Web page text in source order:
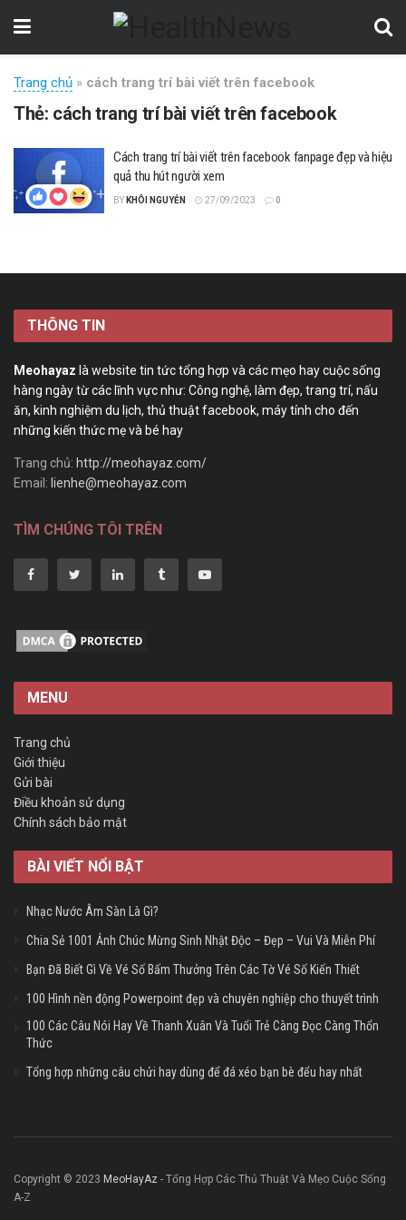
Trang chủ » cách trang trí bài viết trên facebook
Thẻ: cách trang trí bài viết trên facebook
Cách trang trí bài viết trên facebook fanpage đẹp và hiệu
quả thu hút người xem
BY KHÔI NGUYỄN 27/09/2023 0
THÔNG TIN
Meohayaz là website tin tức tổng hợp và các mẹo hay cuộc sống
hàng ngày từ các lĩnh vực như: Công nghệ, làm đẹp, trang trí, nấu
ăn, kinh nghiệm du lịch, thủ thuật facebook, máy tính cho đến
những kiến thức mẹ và bé hay
Trang chủ: http://meohayaz.com/
Email: lienhe@meohayaz.com
TÌM CHÚNG TÔI TRÊN
MENU
Trang chủ
Giới thiệu
Gửi bài
Điều khoản sử dụng
Chính sách bảo mật
BÀI VIẾT NỔI BẬT
Nhạc Nước Âm Sàn Là Gì?
Chia Sẻ 1001 Ảnh Chúc Mừng Sinh Nhật Độc – Đẹp – Vui Và Miễn Phí
Bạn Đã Biết Gì Về Vé Số Bấm Thưởng Trên Các Tờ Vé Số Kiến Thiết
100 Hình nền động Powerpoint đẹp và chuyên nghiệp cho thuyết trình
100 Các Câu Nói Hay Về Thanh Xuân Và Tuổi Trẻ Càng Đọc Càng Thổn
Thức
Tổng hợp những câu chửi hay dùng để đá xéo bạn bè đểu hay nhất
Copyright © 2023 MeoHayAz - Tổng Hợp Các Thủ Thuật Và Mẹo Cuộc Sống
A-Z